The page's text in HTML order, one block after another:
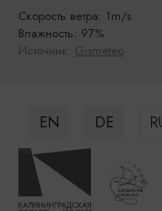
Скорость ветра: 1m/s
Влажность: 97%
Источник: Gismeteo
EN DE